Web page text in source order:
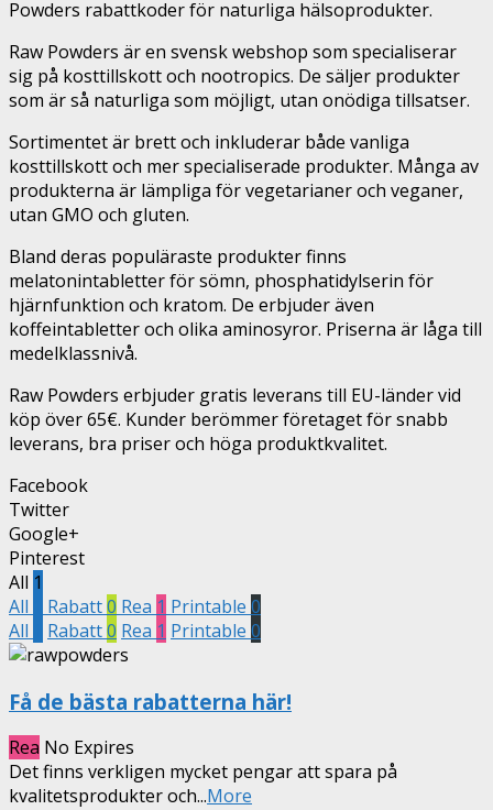
Powders rabattkoder för naturliga hälsoprodukter.
Raw Powders är en svensk webshop som specialiserar
sig på kosttillskott och nootropics. De säljer produkter
som är så naturliga som möjligt, utan onödiga tillsatser.
Sortimentet är brett och inkluderar både vanliga
kosttillskott och mer specialiserade produkter. Många av
produkterna är lämpliga för vegetarianer och veganer,
utan GMO och gluten.
Bland deras populäraste produkter finns
melatonintabletter för sömn, phosphatidylserin för
hjärnfunktion och kratom. De erbjuder även
koffeintabletter och olika aminosyror. Priserna är låga till
medelklassnivå.
Raw Powders erbjuder gratis leverans till EU-länder vid
köp över 65€. Kunder berömmer företaget för snabb
leverans, bra priser och höga produktkvalitet.
Facebook
Twitter
Google+
Pinterest
All 1
All
Rabatt0 Rea 1 Printable 0
All
Rabatt0 Rea 1 Printable 0
Få de bästa rabatterna här!
Rea No Expires
Det finns verkligen mycket pengar att spara på
kvalitetsprodukter och...More